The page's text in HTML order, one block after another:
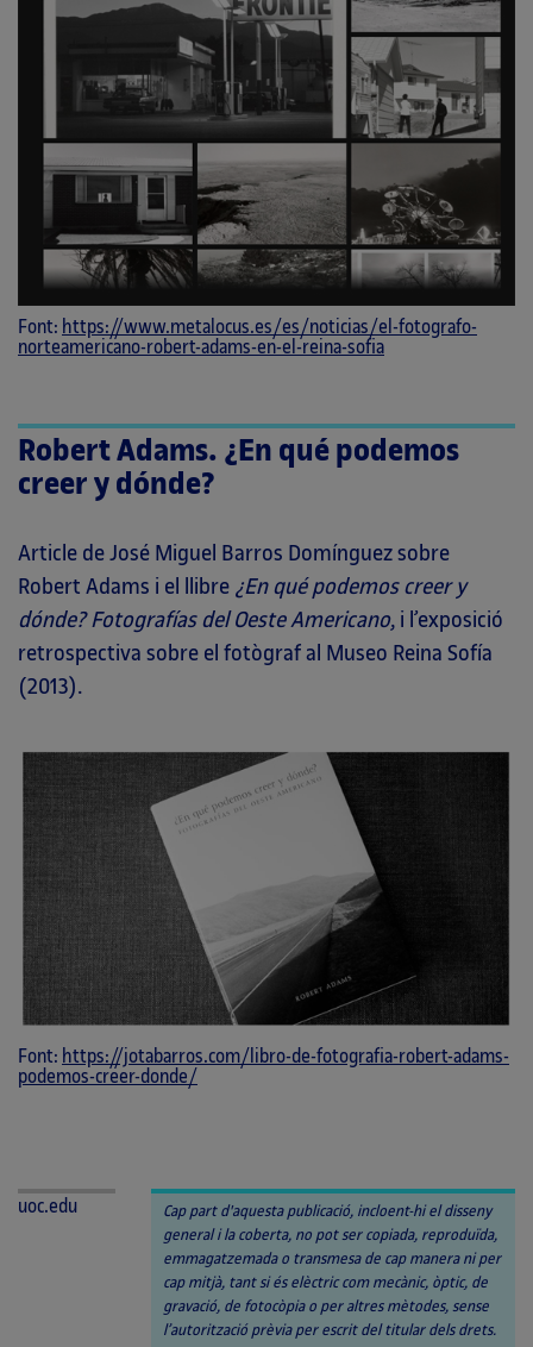
Font: https://www.metalocus.es/es/noticias/el-fotografo-
norteamericano-robert-adams-en-el-reina-sofia
Robert Adams. ¿En qué podemos
creer y dónde?
Article de José Miguel Barros Domínguez sobre
Robert Adams i el llibre ¿En qué podemos creer y
dónde? Fotografías del Oeste Americano, i l’exposició
retrospectiva sobre el fotògraf al Museo Reina Sofía
(2013).
Font: https://jotabarros.com/libro-de-fotografia-robert-adams-
podemos-creer-donde/
uoc.edu
Cap part d'aquesta publicació, incloent-hi el disseny
general i la coberta, no pot ser copiada, reproduïda,
emmagatzemada o transmesa de cap manera ni per
cap mitjà, tant si és elèctric com mecànic, òptic, de
gravació, de fotocòpia o per altres mètodes, sense
l’autorització prèvia per escrit del titular dels drets.